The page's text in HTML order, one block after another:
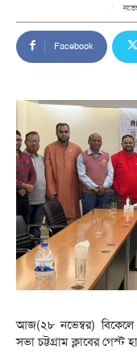
Facebook
আজ(২৮ নভেম্বর) বিকেলে
সভা চট্টগ্রাম ক্লাবের গেস্ট